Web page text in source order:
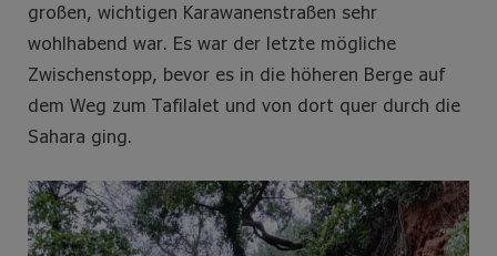
großen, wichtigen Karawanenstraßen sehr
wohlhabend war. Es war der letzte mögliche
Zwischenstopp, bevor es in die höheren Berge auf
dem Weg zum Tafilalet und von dort quer durch die
Sahara ging.